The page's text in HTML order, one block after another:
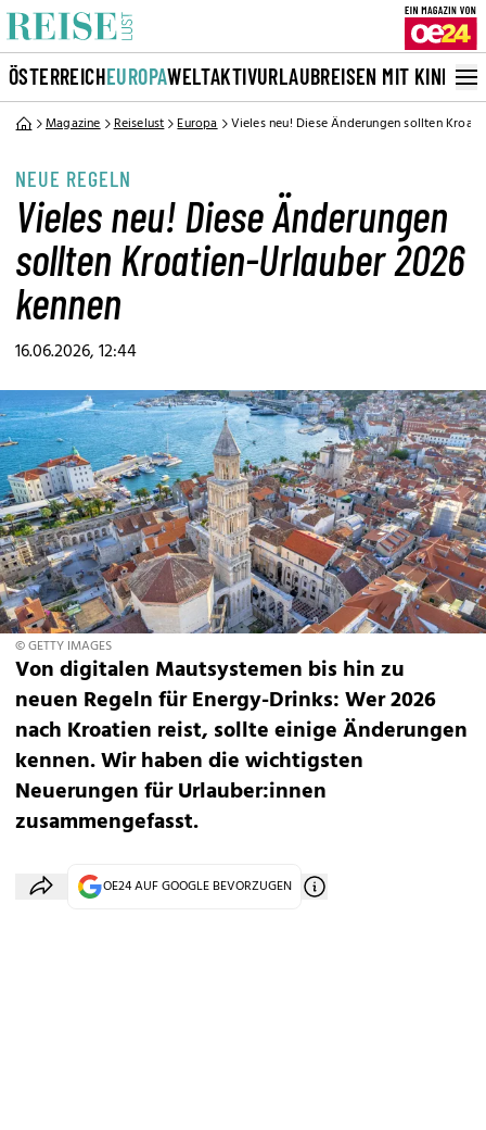
ÖSTERREICHEUROPAWELTAKTIVURLAUBREISEN MIT KINDERN
Magazine Reiselust Europa Vieles neu! Diese Änderungen sollten
NEUE REGELN
Vieles neu! Diese Änderungen
sollten Kroatien-Urlauber 2026
kennen
16.06.2026, 12:44
© GETTY IMAGES
Von digitalen Mautsystemen bis hin zu
neuen Regeln für Energy-Drinks: Wer 2026
nach Kroatien reist, sollte einige Änderungen
kennen. Wir haben die wichtigsten
Neuerungen für Urlauber:innen
zusammengefasst.
OE24 AUF GOOGLE BEVORZUGEN